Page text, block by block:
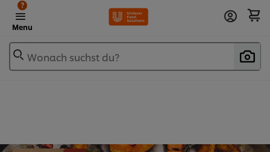
Menu
?
Wonach suchst du?